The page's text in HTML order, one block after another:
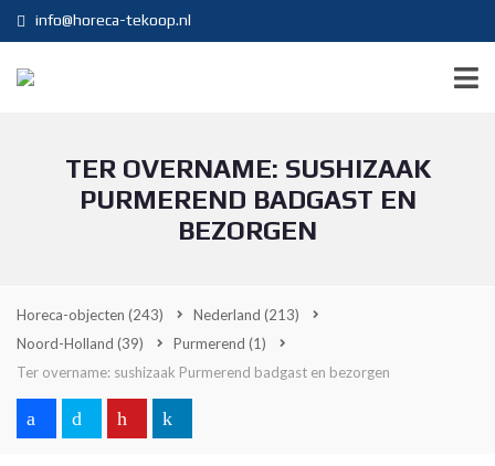
info@horeca-tekoop.nl
TER OVERNAME: SUSHIZAAK
PURMEREND BADGAST EN
BEZORGEN
Horeca-objecten (243) Nederland (213)
Noord-Holland (39) Purmerend (1)
Ter overname: sushizaak Purmerend badgast en bezorgen